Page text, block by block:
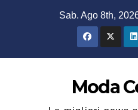
Sab. Ago 8th,
Moda